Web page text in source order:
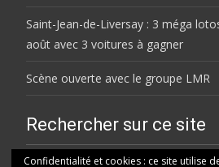
Saint-Jean-de-Liversay : 3 méga
août avec 3 voitures à gagner
Scène ouverte avec le groupe LMR
Rechercher sur ce site
Rechercher
Confidentialité et cookies : ce site utilise